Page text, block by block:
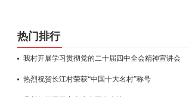
热门排行
我村开展学习贯彻党的二十届四中全会精神宣讲会
热烈祝贺长江村荣获“中国十大名村”称号